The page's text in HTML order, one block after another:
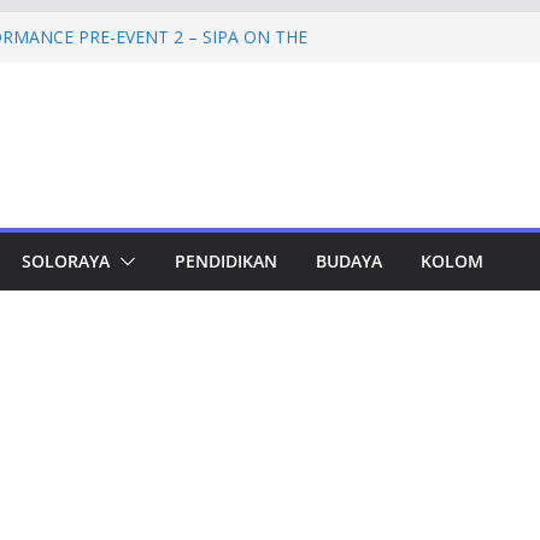
PRE-EVENT 2 – SIPA ON THE
Tampung 2.692 Siswa, Taj Yasin:
Cadangan Rp1,2 Triliun untuk Pilgub
Mulai 2027
SPEM Akan Disidangkan
SOLORAYA PENDIDIKAN BUDAYA KOLOM